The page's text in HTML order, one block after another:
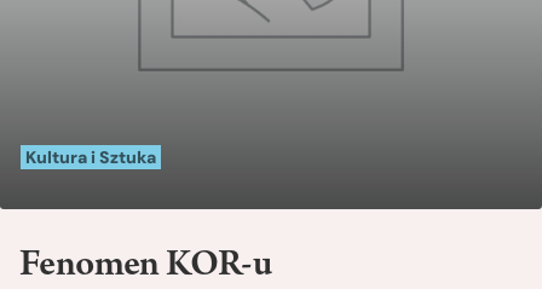
Kultura i Sztuka
Fenomen KOR-u